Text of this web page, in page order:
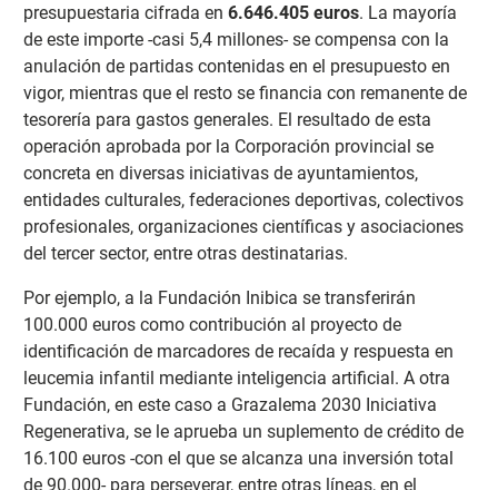
presupuestaria cifrada en 6.646.405 euros. La mayoría
de este importe -casi 5,4 millones- se compensa con la
anulación de partidas contenidas en el presupuesto en
vigor, mientras que el resto se financia con remanente de
tesorería para gastos generales. El resultado de esta
operación aprobada por la Corporación provincial se
concreta en diversas iniciativas de ayuntamientos,
entidades culturales, federaciones deportivas, colectivos
profesionales, organizaciones científicas y asociaciones
del tercer sector, entre otras destinatarias.
Por ejemplo, a la Fundación Inibica se transferirán
100.000 euros como contribución al proyecto de
identificación de marcadores de recaída y respuesta en
leucemia infantil mediante inteligencia artificial. A otra
Fundación, en este caso a Grazalema 2030 Iniciativa
Regenerativa, se le aprueba un suplemento de crédito de
16.100 euros -con el que se alcanza una inversión total
de 90.000- para perseverar, entre otras líneas, en el